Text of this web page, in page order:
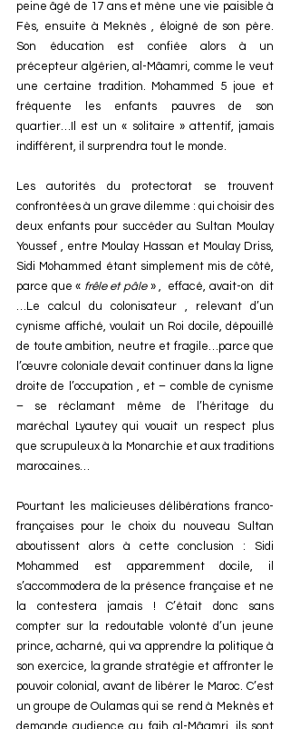
peine âgé de 17 ans et mène une vie paisible à
Fès, ensuite à Meknès , éloigné de son père.
Son éducation est confiée alors à un
précepteur algérien, al-Mâamri, comme le veut
une certaine tradition. Mohammed 5 joue et
fréquente les enfants pauvres de son
quartier…Il est un « solitaire » attentif, jamais
indifférent, il surprendra tout le monde.
Les autorités du protectorat se trouvent
confrontées à un grave dilemme : qui choisir des
deux enfants pour succéder au Sultan Moulay
Youssef , entre Moulay Hassan et Moulay Driss,
Sidi Mohammed étant simplement mis de côté,
parce que « frêle et pâle » ,  effacé, avait-on  dit
…Le calcul du colonisateur , relevant d’un
cynisme affiché, voulait un Roi docile, dépouillé
de toute ambition, neutre et fragile…parce que
l’œuvre coloniale devait continuer dans la ligne
droite de l’occupation , et – comble de cynisme
– se réclamant même de l’héritage du
maréchal Lyautey qui vouait un respect plus
que scrupuleux à la Monarchie et aux traditions
marocaines…
Pourtant les malicieuses délibérations franco-
françaises pour le choix du nouveau Sultan
aboutissent alors à cette conclusion : Sidi
Mohammed est apparemment docile, il
s’accommodera de la présence française et ne
la contestera jamais ! C’était donc sans
compter sur la redoutable volonté d’un jeune
prince, acharné, qui va apprendre la politique à
son exercice, la grande stratégie et affronter le
pouvoir colonial, avant de libérer le Maroc. C’est
un groupe de Oulamas qui se rend à Meknès et
demande audience au fqih al-Mâamri, ils sont